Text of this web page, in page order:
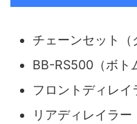
チェーンセット
BB-RS500（ボト
フロントディレ
リアディレイラ